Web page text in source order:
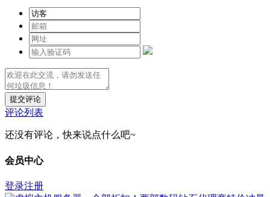
提交评论
评论列表
还没有评论，快来说点什么吧~
会员中心
登录注册